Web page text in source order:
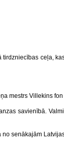
ceļa,
mestrs Villekins
savienībā.
senākajām